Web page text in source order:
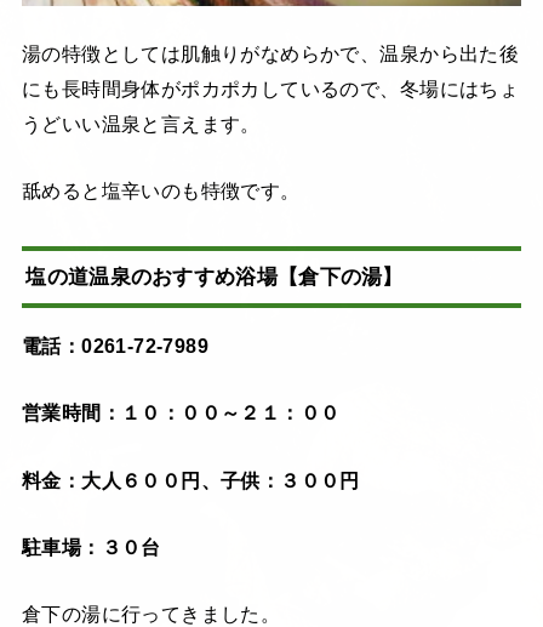
湯の特徴としては肌触りがなめらかで、温泉から出た後
にも長時間身体がポカポカしているので、冬場にはちょ
うどいい温泉と言えます。
舐めると塩辛いのも特徴です。
塩の道温泉のおすすめ浴場【倉下の湯】
電話：0261-72-7989
営業時間：１０：００～２１：００
料金：大人６００円、子供：３００円
駐車場：３０台
倉下の湯に行ってきました。